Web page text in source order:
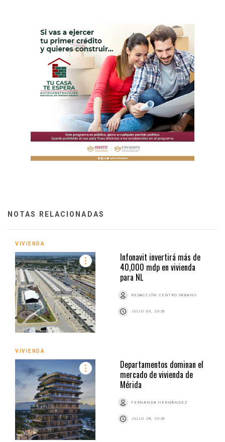
NOTAS RELACIONADAS
VIVIENDA
Infonavit invertirá más de
40,000 mdp en vivienda
para NL
REDACCIÓN CENTRO URBANO
JULIO 30, 2026
VIVIENDA
Departamentos dominan el
mercado de vivienda de
Mérida
FERNANDA HERNÁNDEZ
JULIO 28, 2026